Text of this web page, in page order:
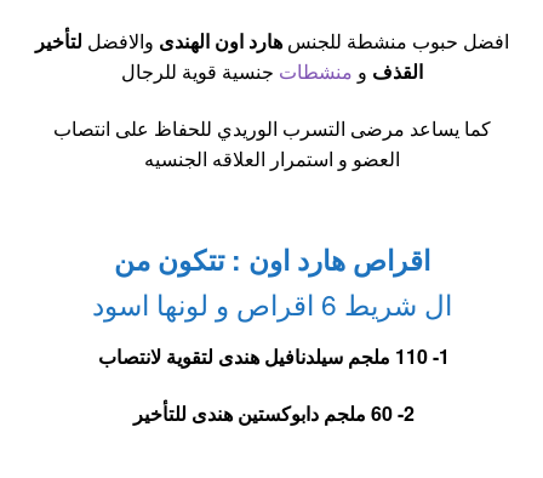
افضل حبوب منشطة للجنسهارد اون الهندى والافضل لتأخير
القذف و منشطات جنسية قوية للرجال
كما يساعد مرضى التسرب الوريدي للحفاظ على انتصاب
العضو و استمرار العلاقه الجنسيه
اقراص هارد اون : تتكون من
ال شريط 6 اقراص و لونها اسود
1- 110 ملجم سيلدنافيل هندى لتقوية لانتصاب
2- 60 ملجم دابوكستين هندى للتأخير